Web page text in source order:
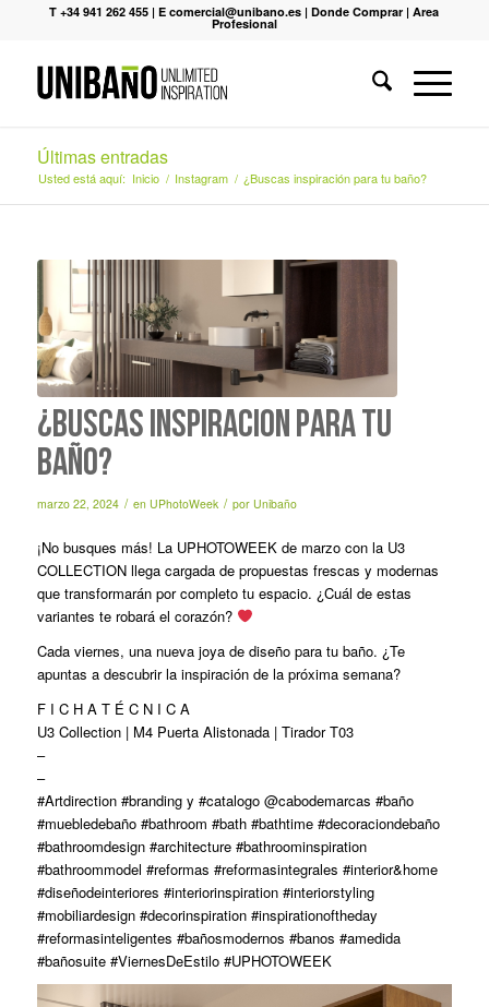
T +34 941 262 455 |E comercial@unibano.es |Donde Comprar |Area
Profesional
Últimas entradas
Usted está aquí: Inicio / Instagram / ¿Buscas inspiración para tu baño?
¿Buscas inspiración para tu
baño?
marzo 22, 2024 / en UPhotoWeek / por Unibaño
¡No busques más! La UPHOTOWEEK de marzo con la U3
COLLECTION llega cargada de propuestas frescas y modernas
que transformarán por completo tu espacio. ¿Cuál de estas
variantes te robará el corazón?
Cada viernes, una nueva joya de diseño para tu baño. ¿Te
apuntas a descubrir la inspiración de la próxima semana?
F I C H A T É C N I C A
U3 Collection | M4 Puerta Alistonada | Tirador T03
–
–
#Artdirection #branding y #catalogo @cabodemarcas #baño
#muebledebaño #bathroom #bath #bathtime #decoraciondebaño
#bathroomdesign #architecture #bathroominspiration
#bathroommodel #reformas #reformasintegrales #interior&home
#diseñodeinteriores #interiorinspiration #interiorstyling
#mobiliardesign #decorinspiration #inspirationoftheday
#reformasinteligentes #bañosmodernos #banos #amedida
#bañosuite #ViernesDeEstilo #UPHOTOWEEK